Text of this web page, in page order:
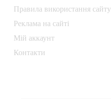
Правила використання сайту
Реклама на сайті
Мій аккаунт
Контакти